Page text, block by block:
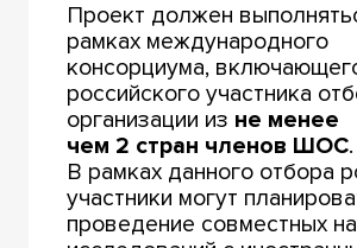
Проект должен
рамках международного
консорциума,
российского участника
организации из не менее
чем 2 стран членов ШОС.
В рамках данного отбора
участники могут
проведение совместных